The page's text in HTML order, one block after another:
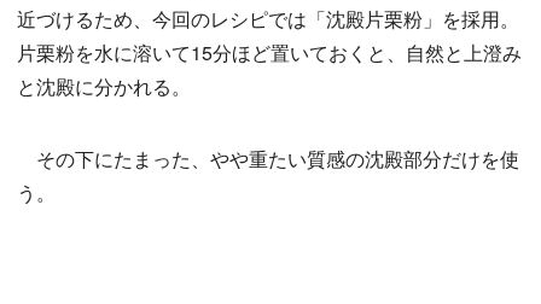
近づけるため、今回のレシピでは「沈殿片栗粉」を採用。
片栗粉を水に溶いて15分ほど置いておくと、自然と上澄み
と沈殿に分かれる。
その下にたまった、やや重たい質感の沈殿部分だけを使
う。